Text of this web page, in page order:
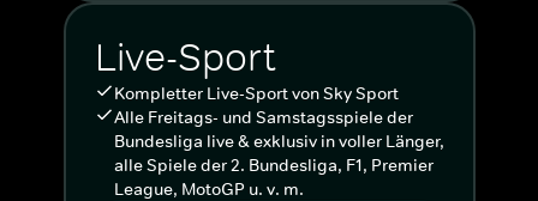
Live-Sport
Kompletter Live-Sport von Sky Sport
Alle Freitags- und Samstagsspiele der
Bundesliga live & exklusiv in voller Länger,
alle Spiele der 2. Bundesliga, F1, Premier
League, MotoGP u. v. m.